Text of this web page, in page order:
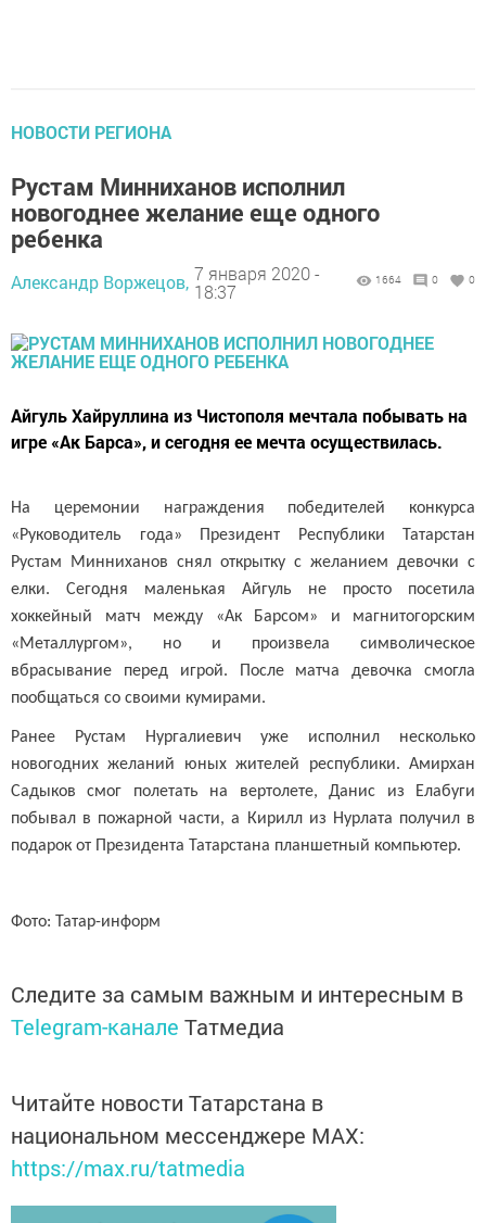
НОВОСТИ РЕГИОНА
Рустам Минниханов исполнил
новогоднее желание еще одного
ребенка
Александр Воржецов, 7 января 2020 -
18:37
1664 0 0
Айгуль Хайруллина из Чистополя мечтала побывать на
игре «Ак Барса», и сегодня ее мечта осуществилась.
На церемонии награждения победителей конкурса
«Руководитель года» Президент Республики Татарстан
Рустам Минниханов снял открытку с желанием девочки с
елки. Сегодня маленькая Айгуль не просто посетила
хоккейный матч между «Ак Барсом» и магнитогорским
«Металлургом», но и произвела символическое
вбрасывание перед игрой. После матча девочка смогла
пообщаться со своими кумирами.
Ранее Рустам Нургалиевич уже исполнил несколько
новогодних желаний юных жителей республики. Амирхан
Садыков смог полетать на вертолете, Данис из Елабуги
побывал в пожарной части, а Кирилл из Нурлата получил в
подарок от Президента Татарстана планшетный компьютер.
Фото: Татар-информ
Следите за самым важным и интересным в
Telegram-канале Татмедиа
Читайте новости Татарстана в
национальном мессенджере MАХ:
https://max.ru/tatmedia